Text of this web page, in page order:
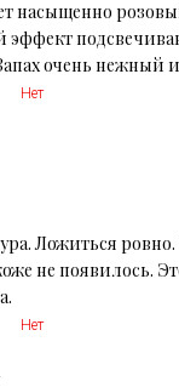
насыщенно
эффект
Нет
Ложиться
не появилось.
Нет